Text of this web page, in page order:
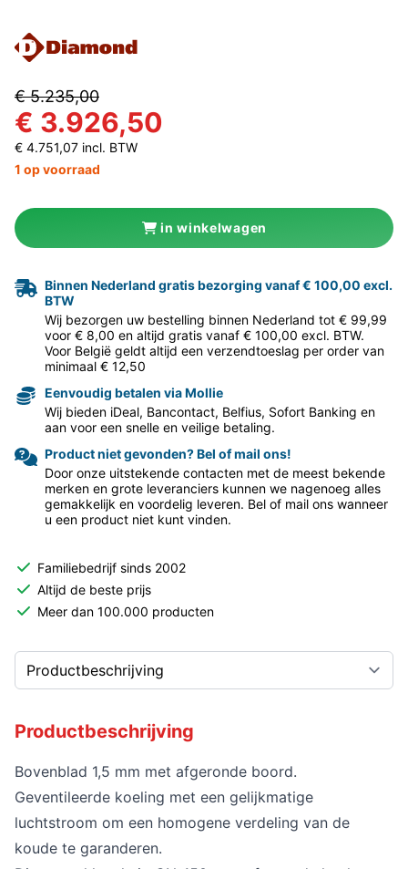
€ 5.235,00
€ 3.926,50
€ 4.751,07 incl. BTW
1 op voorraad
in winkelwagen
Binnen Nederland gratis bezorging vanaf € 100,00 excl.
BTW
Wij bezorgen uw bestelling binnen Nederland tot € 99,99
voor € 8,00 en altijd gratis vanaf € 100,00 excl. BTW.
Voor België geldt altijd een verzendtoeslag per order van
minimaal € 12,50
Eenvoudig betalen via Mollie
Wij bieden iDeal, Bancontact, Belfius, Sofort Banking en
aan voor een snelle en veilige betaling.
Product niet gevonden? Bel of mail ons!
Door onze uitstekende contacten met de meest bekende
merken en grote leveranciers kunnen we nagenoeg alles
gemakkelijk en voordelig leveren. Bel of mail ons wanneer
u een product niet kunt vinden.
Familiebedrijf sinds 2002
Altijd de beste prijs
Meer dan 100.000 producten
Productbeschrijving
Bovenblad 1,5 mm met afgeronde boord.
Geventileerde koeling met een gelijkmatige
luchtstroom om een homogene verdeling van de
koude te garanderen.